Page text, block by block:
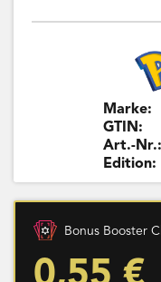
Marke:
GTIN:
Art.-Nr.:
Edition:
Bonus Booster